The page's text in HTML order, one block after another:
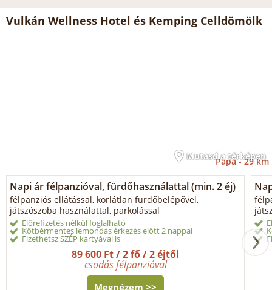
Vulkán Wellness Hotel és Kemping Celldömölk
Mutasd a térképen
Pápa -29 km
Napi ár félpanzióval, fürdőhasználattal (min. 2 éj)
félpanziós ellátással, korlátlan fürdőbelépővel,
játszószoba használattal, parkolással
Előrefizetés nélkül foglalható
Kötbérmentes lemondás érkezés előtt 2 nappal
Fizethetsz SZÉP kártyával is
89 600 Ft / 2 fő / 2 éjtől
csodás félpanzióval
Megnézem >>